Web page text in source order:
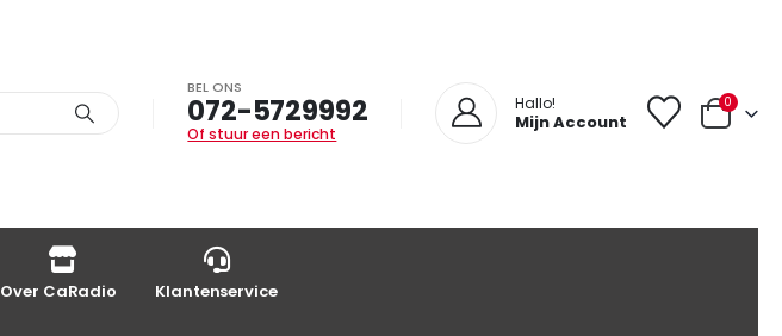
BEL ONS
072-5729992
Of stuur een bericht
Hallo!
Mijn Account
0
Over CaRadio Klantenservice